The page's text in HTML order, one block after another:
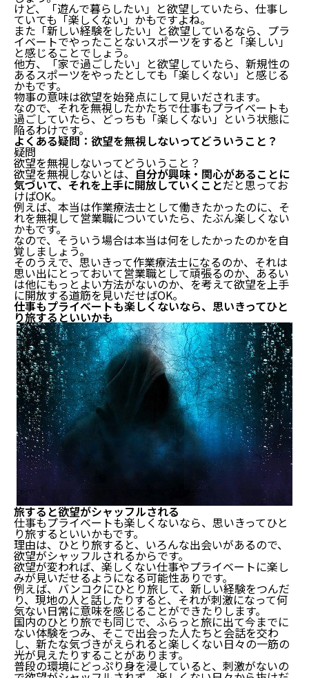
けど、「遊んで暮らしたい」と欲望していたら、仕事し
ていても「楽しくない」かもですよね。
また「新しい経験をしたい」と欲望しているなら、プラ
イベートでやったことないスポーツをすると「楽しい」
と感じることでしょう。
他方、「家で過ごしたい」と欲望していたら、新規性の
あるスポーツをやったとしても「楽しくない」と感じる
かもです。
物事の意味は欲望を始発点にして見いだされます。
なので、それを無視したかたちで仕事もプライベートも
過ごしていたら、どっちも「楽しくない」という状態に
陥るわけです。
よくある疑問：欲望を無視しないってどういうこと？
疑問
欲望を無視しないってどういうこと？
欲望を無視しないとは、 自分が興味・関心があることに
気づいて、それを上手に開放していくことだと思ってお
けばOK。
例えば、本当は作業療法士として働きたかったのに、そ
れを無視して営業職についていたら、たぶん楽しくない
かもです。
なので、そういう場合は本当は何をしたかったのかを自
覚しましょう。
そのうえで、思いきって作業療法士になるのか、それは
思い出にとっておいて営業職として頑張るのか、あるい
は他にもっとよい方法がないのか、を考えて欲望を上手
に開放する道筋を見いだせばOK。
仕事もプライベートも楽しくないなら、思いきってひと
り旅するといいかも
旅すると欲望がシャッフルされる
仕事もプライベートも楽しくないなら、思いきってひと
り旅するといいかもです。
理由は、ひとり旅すると、いろんな出会いがあるので、
欲望がシャッフルされるからです。
欲望が変われば、楽しくない仕事やプライベートに楽し
みが見いだせるようになる可能性ありです。
例えば、バンコクにひとり旅して、新しい経験をつんだ
り、現地の人と話したりすると、それが刺激になって何
気ない日常に意味を感じることができたりします。
国内のひとり旅でも同じで、ふらっと旅に出て今までに
ない体験をつみ、そこで出会った人たちと会話を交わ
し、新たな気づきがえられると楽しくない日々の一筋の
光が見えたりすることがあります。
普段の環境にどっぷり身を浸していると、刺激がないの